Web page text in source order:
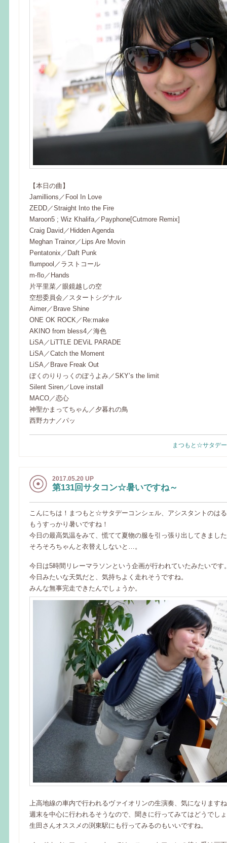
【本日の曲】
Jamillions／Fool In Love
ZEDD／Straight Into the Fire
Maroon5 ; Wiz Khalifa／Payphone[Cutmore Remix]
Craig David／Hidden Agenda
Meghan Trainor／Lips Are Movin
Pentatonix／Daft Punk
flumpool／ラストコール
m-flo／Hands
片平里菜／眼鏡越しの空
空想委員会／スタートシグナル
Aimer／Brave Shine
ONE OK ROCK／Re:make
AKINO from bless4／海色
LiSA／LiTTLE DEViL PARADE
LiSA／Catch the Moment
LiSA／Brave Freak Out
ぼくのりりっくのぼうよみ／SKY’s the limit
Silent Siren／Love install
MACO／恋心
神聖かまってちゃん／夕暮れの鳥
西野カナ／パッ
まつもと☆サタデ
2017.05.20 UP
第131回サタコン☆暑いですね～
こんにちは！まつもと☆サタデーコンシェル、アシスタントのは
もうすっかり暑いですね！
今日の最高気温をみて、慌てて夏物の服を引っ張り出してきまし
そろそろちゃんと衣替えしないと…。
今日は5時間リレーマラソンという企画が行われていたみたいです
今日みたいな天気だと、気持ちよく走れそうですね。
みんな無事完走できたんでしょうか。
上高地線の車内で行われるヴァイオリンの生演奏、気になります
週末を中心に行われるそうなので、聞きに行ってみてはどうでし
生田さんオススメの渕東駅にも行ってみるのもいいですね。